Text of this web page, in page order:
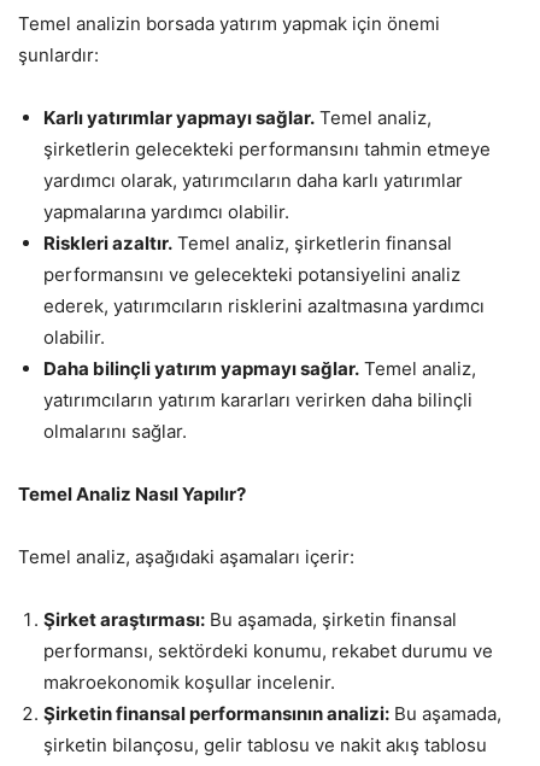
Temel analizin borsada yatırım yapmak için önemi
şunlardır:
Karlı yatırımlar yapmayı sağlar. Temel analiz,
şirketlerin gelecekteki performansını tahmin etmeye
yardımcı olarak, yatırımcıların daha karlı yatırımlar
yapmalarına yardımcı olabilir.
Riskleri azaltır. Temel analiz, şirketlerin finansal
performansını ve gelecekteki potansiyelini analiz
ederek, yatırımcıların risklerini azaltmasına yardımcı
olabilir.
Daha bilinçli yatırım yapmayı sağlar. Temel analiz,
yatırımcıların yatırım kararları verirken daha bilinçli
olmalarını sağlar.
Temel Analiz Nasıl Yapılır?
Temel analiz, aşağıdaki aşamaları içerir:
Şirket araştırması: Bu aşamada, şirketin finansal
performansı, sektördeki konumu, rekabet durumu ve
makroekonomik koşullar incelenir.
Şirketin finansal performansının analizi: Bu aşamada,
şirketin bilançosu, gelir tablosu ve nakit akış tablosu